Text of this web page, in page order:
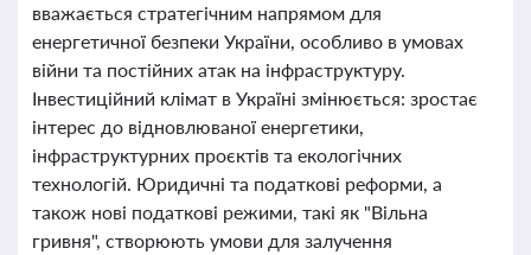
вважається стратегічним напрямом для
енергетичної безпеки України, особливо в умовах
війни та постійних атак на інфраструктуру.
Інвестиційний клімат в Україні змінюється: зростає
інтерес до відновлюваної енергетики,
інфраструктурних проєктів та екологічних
технологій. Юридичні та податкові реформи, а
також нові податкові режими, такі як "Вільна
гривня", створюють умови для залучення